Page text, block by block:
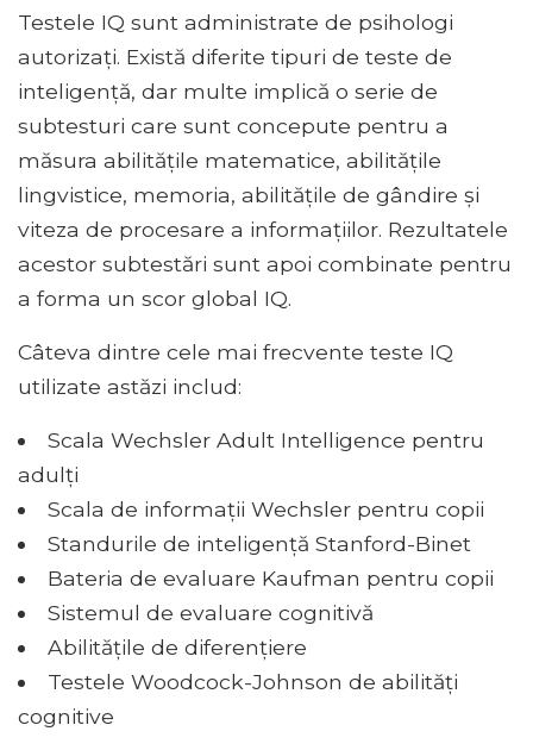
Testele IQ sunt administrate de psihologi
autorizați. Există diferite tipuri de teste de
inteligență, dar multe implică o serie de
subtesturi care sunt concepute pentru a
măsura abilitățile matematice, abilitățile
lingvistice, memoria, abilitățile de gândire și
viteza de procesare a informațiilor. Rezultatele
acestor subtestări sunt apoi combinate pentru
a forma un scor global IQ.
Câteva dintre cele mai frecvente teste IQ
utilizate astăzi includ:
Scala Wechsler Adult Intelligence pentru
adulți
Scala de informații Wechsler pentru copii
Standurile de inteligență Stanford-Binet
Bateria de evaluare Kaufman pentru copii
Sistemul de evaluare cognitivă
Abilitățile de diferențiere
Testele Woodcock-Johnson de abilități
cognitive